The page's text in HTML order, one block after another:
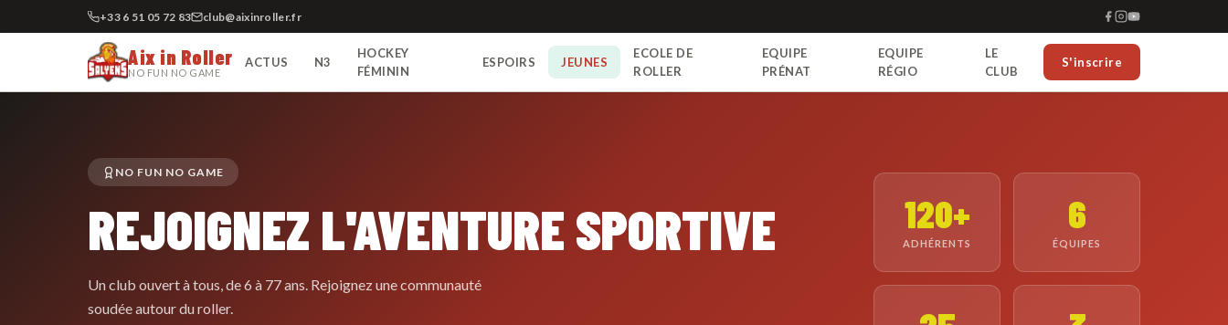
+33 6 51 05 72 83 club@aixinroller.fr
Aix in Roller
NO FUN NO GAME
ACTUS N3
HOCKEY
FÉMININ
ESPOIRS JEUNES
ECOLE DE
ROLLER
EQUIPE
PRÉNAT
EQUIPE
RÉGIO
LE
CLUB
S'inscrire
NO FUN NO GAME
REJOIGNEZ L'AVENTURE SPORTIVE
Un club ouvert à tous, de 6 à 77 ans. Rejoignez une communauté
soudée autour du roller.
120+
ADHÉRENTS
6
ÉQUIPES